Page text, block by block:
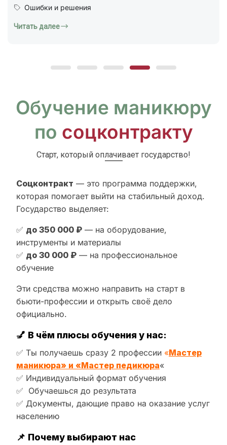
Обучение маникюру
по соцконтракту
Старт, который оплачивает государство!
Соцконтракт — это программа поддержки,
которая помогает выйти на стабильный доход.
Государство выделяет:
✅ до 350 000 ₽ — на оборудование,
инструменты и материалы
✅ до 30 000 ₽ — на профессиональное
обучение
Эти средства можно направить на старт в
бьюти-профессии и открыть своё дело
официально.
💅 В чём плюсы обучения у нас:
✅ Ты получаешь сразу 2 профессии «Мастер
маникюра» и «Мастер педикюра«
✅ Индивидуальный формат обучения
✅ Обучаешься до результата
✅ Документы, дающие право на оказание услуг
населению
📌 Почему выбирают нас